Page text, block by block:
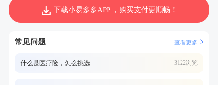
下载小易多多APP ，购买支付更顺畅！
常见问题 查看更多
什么是医疗险，怎么挑选 3122浏览